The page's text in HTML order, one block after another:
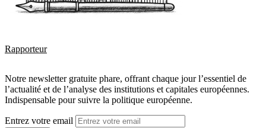
Rapporteur
Notre newsletter gratuite phare, offrant chaque jour l’essentiel de
l’actualité et de l’analyse des institutions et capitales européennes.
Indispensable pour suivre la politique européenne.
Entrez votre email